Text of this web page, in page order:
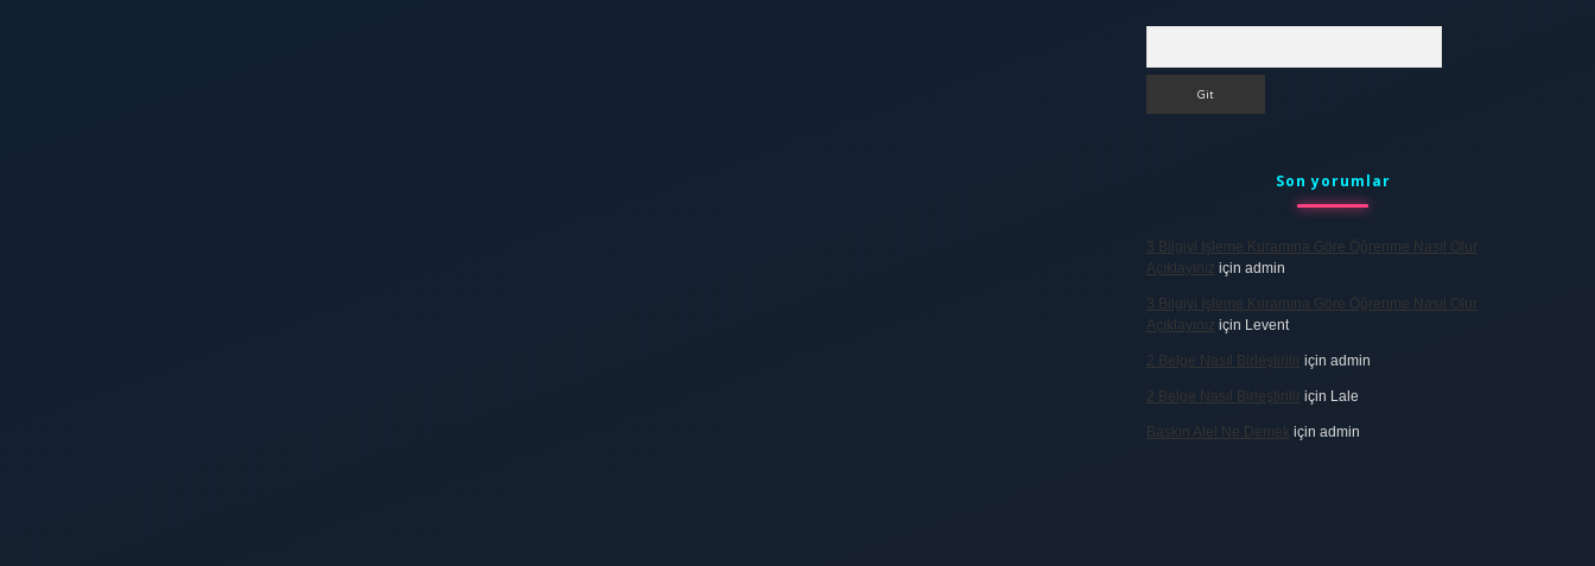
Son yorumlar
3 Bilgiyi Işleme Kuramına Göre Öğrenme Nasıl Olur
Açıklayınız için admin
3 Bilgiyi Işleme Kuramına Göre Öğrenme Nasıl Olur
Açıklayınız için Levent
2 Belge Nasıl Birleştirilir için admin
2 Belge Nasıl Birleştirilir için Lale
Baskın Alel Ne Demek için admin